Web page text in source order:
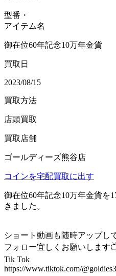
型番・
アイテム名
御在位60年記念10万年金貨
買取日
2023/08/15
買取方法
店頭買取
買取店舗
ゴールディーズ熊谷店
コインを宅配買取に出す
御在位60年記念10万年金貨を
きました。
ショート動画も随時アップし
フォロー宜しくお願いします
Tik Tok
https://www.tiktok.com/